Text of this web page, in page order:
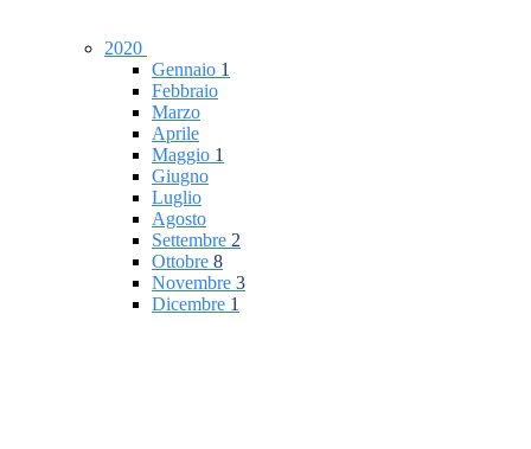
2020
Gennaio 1
Febbraio
Marzo
Aprile
Maggio 1
Giugno
Luglio
Agosto
Settembre 2
Ottobre 8
Novembre 3
Dicembre 1